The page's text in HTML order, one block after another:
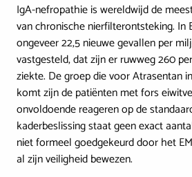
IgA-nefropathie is wereldwijd de
van chronische nierfilterontsteking. In
ongeveer 22,5 nieuwe gevallen per
vastgesteld, dat zijn er ruwweg 260
ziekte. De groep die voor Atrasentan
komt zijn de patiënten met fors
onvoldoende reageren op de
kaderbeslissing staat geen exact
niet formeel goedgekeurd door het
al zijn veiligheid bewezen.